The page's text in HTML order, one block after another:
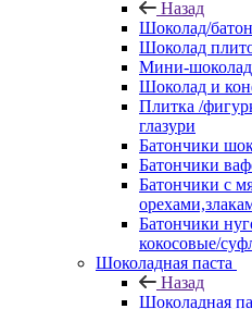
Назад
Шоколад/
Шоколад
Мини-шоколад
Шоколад и
Плитка /
глазури
Батончики
Батончики
Батончики с
Батончики
кокосовые/
Шоколадная паста
Назад
Шоколадная